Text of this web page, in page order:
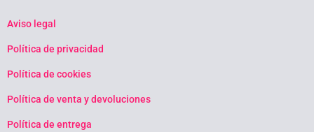
Aviso legal
Política de privacidad
Política de cookies
Política de venta y devoluciones
Política de entrega